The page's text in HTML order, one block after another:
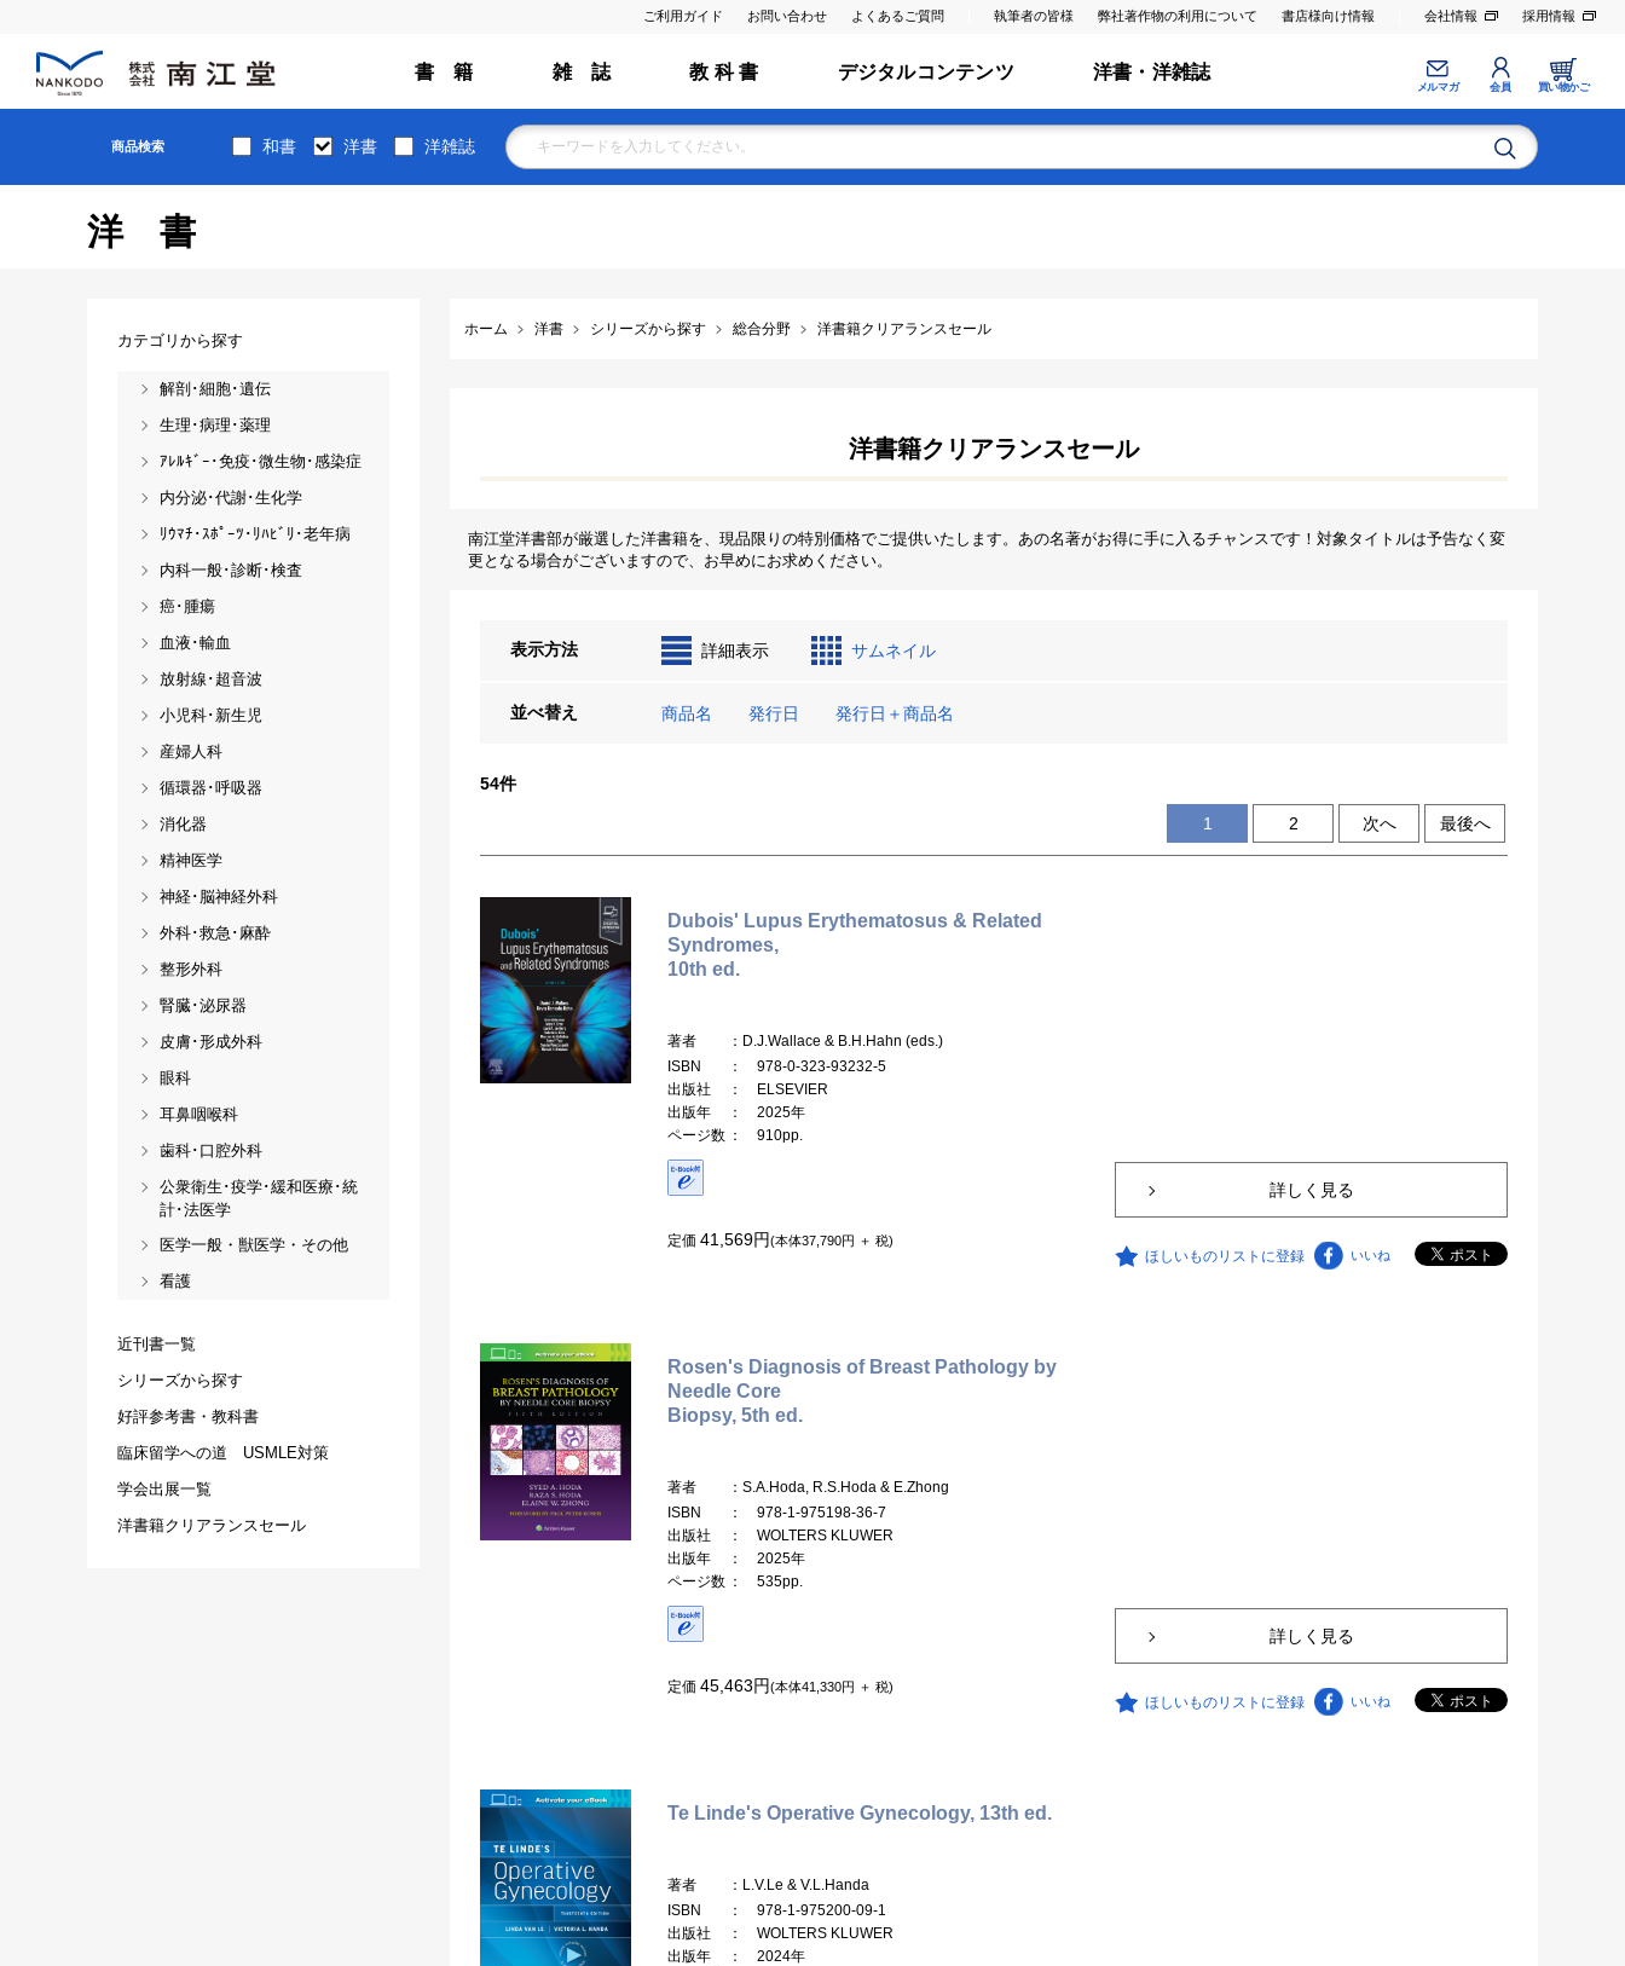
ご利用ガイド お問い合わせ よくあるご質問 執筆者の皆様 弊社著作物の利用について 書店様向け情報 会社情報 採用情報
書 籍 雑 誌 教 科 書 デジタルコンテンツ 洋書・洋雑誌
メルマガ 会員 買い物かご
商品検索 和書 洋書 洋雑誌
洋書
ホーム 洋書 シリーズから探す 総合分野 洋書籍クリアランスセール
洋書籍クリアランスセール
南江堂洋書部が厳選した洋書籍を、現品限りの特別価格でご提供いたします。あの名著がお得に手に入るチャンスです！対象タイトルは予告なく変
更となる場合がございますので、お早めにお求めください。
表示方法 詳細表示 サムネイル
並べ替え 商品名 発行日 発行日＋商品名
54件
1 2 次へ 最後へ
Dubois' Lupus Erythematosus & Related
Syndromes,
10th ed.
著者
：D.J.Wallace & B.H.Hahn (eds.)
ISBN
： 978-0-323-93232-5
出版社
： ELSEVIER
出版年
： 2025年
ページ数 ： 910pp.
定価 41,569円(本体37,790円 ＋ 税)
詳しく見る
ほしいものリストに登録 いいね
Rosen's Diagnosis of Breast Pathology by
Needle Core
Biopsy, 5th ed.
著者
：S.A.Hoda, R.S.Hoda & E.Zhong
ISBN
： 978-1-975198-36-7
出版社
： WOLTERS KLUWER
出版年
： 2025年
ページ数 ： 535pp.
定価 45,463円(本体41,330円 ＋ 税)
詳しく見る
ほしいものリストに登録 いいね
Te Linde's Operative Gynecology, 13th ed.
著者
：L.V.Le & V.L.Handa
ISBN
： 978-1-975200-09-1
出版社
： WOLTERS KLUWER
出版年
： 2024年
カテゴリから探す
解剖･細胞･遺伝
生理･病理･薬理
ｱﾚﾙｷﾞｰ･免疫･微生物･感染症
内分泌･代謝･生化学
ﾘｳﾏﾁ･ｽﾎﾟｰﾂ･ﾘﾊﾋﾞﾘ･老年病
内科一般･診断･検査
癌･腫瘍
血液･輸血
放射線･超音波
小児科･新生児
産婦人科
循環器･呼吸器
消化器
精神医学
神経･脳神経外科
外科･救急･麻酔
整形外科
腎臓･泌尿器
皮膚･形成外科
眼科
耳鼻咽喉科
歯科･口腔外科
公衆衛生･疫学･緩和医療･統
計･法医学
医学一般・獣医学・その他
看護
近刊書一覧
シリーズから探す
好評参考書・教科書
臨床留学への道 USMLE対策
学会出展一覧
洋書籍クリアランスセール